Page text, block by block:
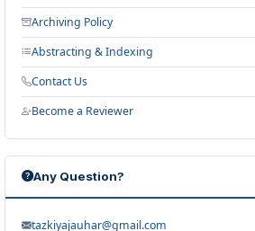
Archiving Policy
Abstracting & Indexing
Contact Us
Become a Reviewer
Any Question?
tazkiyajauhar@gmail.com